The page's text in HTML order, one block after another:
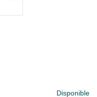
Disponible